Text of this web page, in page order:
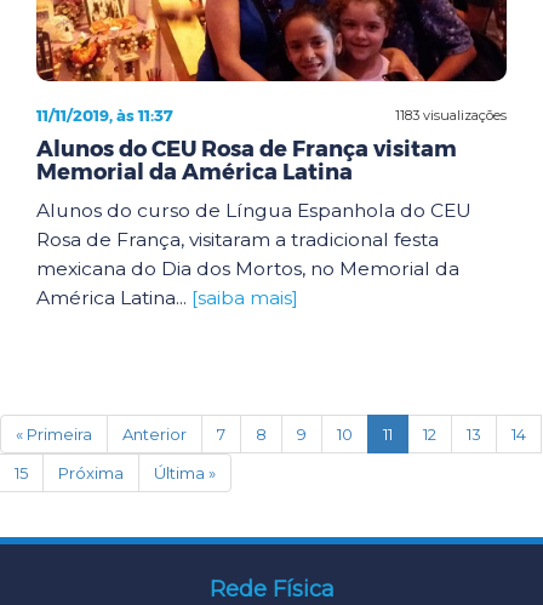
1183 visualizações
11/11/2019, às 11:37
Alunos do CEU Rosa de França visitam
Memorial da América Latina
Alunos do curso de Língua Espanhola do CEU
Rosa de França, visitaram a tradicional festa
mexicana do Dia dos Mortos, no Memorial da
América Latina... [saiba mais]
« Primeira Anterior 7 8 9 10 11 (current)
12 13
14
15
Próxima Última »
Rede Física